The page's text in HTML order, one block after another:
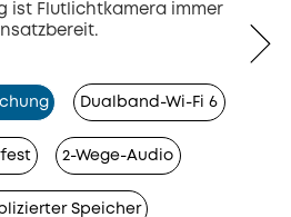
ist Flutlichtkamera immer
Dualband-Wi-Fi 6
2-Wege-Audio
Speicher